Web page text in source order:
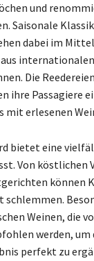
und
Saisonale
dabei im
Die
ihre Passagiere
mit erlesenen
bietet eine
Von köstlichen
können
schlemmen.
Weinen, die
werden, um
perfekt zu